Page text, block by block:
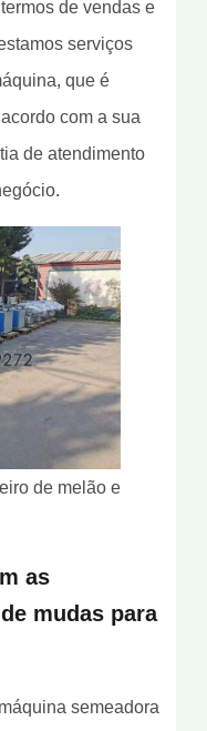
de vendas e
serviços
que é
com a sua
de atendimento
de melão e
as
mudas para
semeadora